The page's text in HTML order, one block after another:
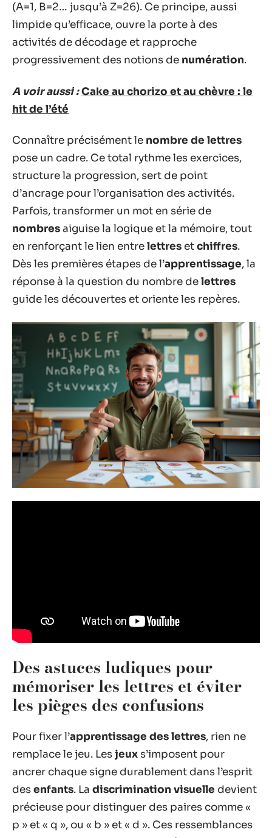
(A=1, B=2… jusqu’à Z=26). Ce principe, aussi
limpide qu’efficace, ouvre la porte à des
activités de décodage et rapproche
progressivement des notions de numération.
A voir aussi :Cake au chorizo et au chèvre : le
hit de l’été
Connaître précisément le nombre de lettres
pose un cadre. Ce total rythme les exercices,
structure la progression, sert de point
d’ancrage pour l’organisation des activités.
Parfois, transformer un mot en série de
nombresaiguise la logique et la mémoire, tout
en renforçant le lien entrelettres etchiffres.
Dès les premières étapes de l’apprentissage, la
réponse à la question du nombre delettres
guide les découvertes et oriente les repères.
Des astuces ludiques pour
mémoriser les lettres et éviter
les pièges des confusions
Pour fixer l’apprentissage des lettres, rien ne
remplace le jeu. Lesjeux s’imposent pour
ancrer chaque signe durablement dans l’esprit
desenfants. La discrimination visuelle devient
précieuse pour distinguer des paires comme «
p » et « q », ou « b » et « d ». Ces ressemblances